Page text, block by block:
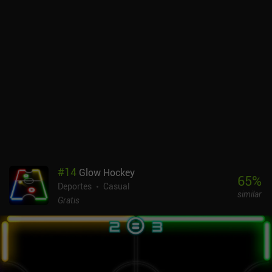
#14 Glow Hockey
Deportes
Casual
Gratis
65%
similar